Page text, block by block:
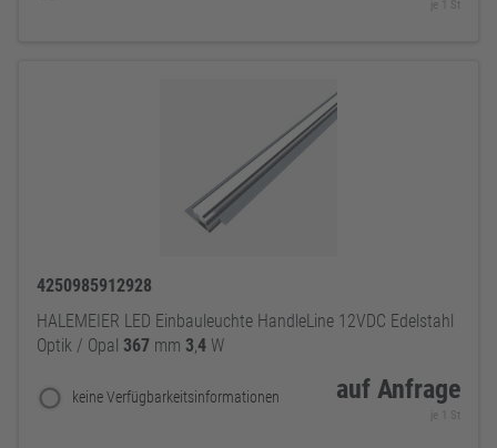
je 1 St
4250985912928
HALEMEIER LED Einbauleuchte HandleLine 12VDC Edelstahl
Optik / Opal 367 mm 3,4 W
keine Verfügbarkeitsinformationen auf Anfrage
je 1 St